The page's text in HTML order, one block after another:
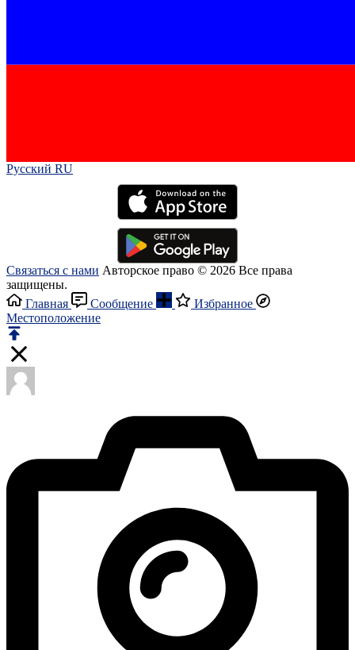
Русский RU‎
Связаться с нами Авторское право © 2026 Все права
защищены.
Главная
Сообщение
Избранное
Местоположение